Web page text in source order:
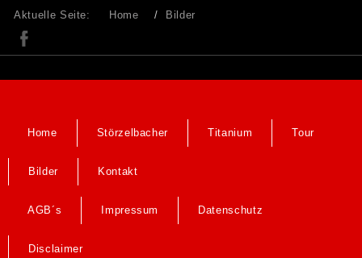
Aktuelle Seite: Home Bilder
Home Störzelbacher Titanium Tour
Bilder Kontakt
AGB´s Impressum Datenschutz
Disclaimer